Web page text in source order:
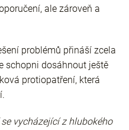
ale zároveň a
problémů přináší zcela
schopni dosáhnout ještě
protiopatření, která
vycházející z hlubokého